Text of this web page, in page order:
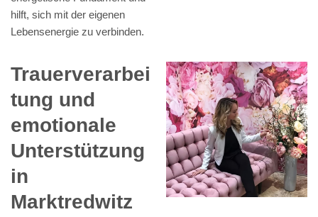
hilft, sich mit der eigenen
Lebensenergie zu verbinden.
Trauerverarbei
tung und
emotionale
Unterstützung
in
Marktredwitz